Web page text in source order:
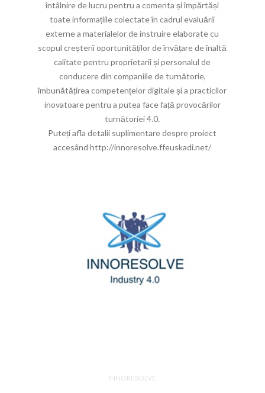
întâlnire de lucru pentru a comenta și împărtăși
toate informațiile colectate în cadrul evaluării
externe a materialelor de instruire elaborate cu
scopul creșterii oportunităților de învățare de înaltă
calitate pentru proprietarii și personalul de
conducere din companiile de turnătorie,
îmbunătățirea competențelor digitale și a practicilor
inovatoare pentru a putea face față provocărilor
turnătoriei 4.0.
Puteți afla detalii suplimentare despre proiect
accesând http://innoresolve.ffeuskadi.net/
INNORESOLVE